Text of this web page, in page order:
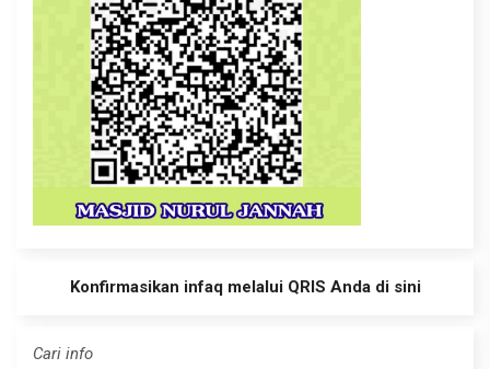
Konfirmasikan infaq melalui QRIS Anda di sini
Cari info